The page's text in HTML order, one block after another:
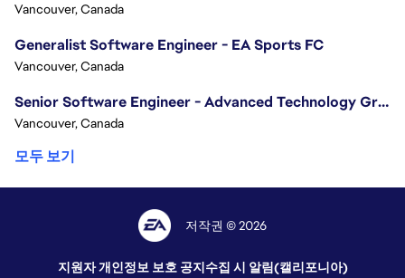
Vancouver, Canada
Generalist Software Engineer - EA Sports FC
Vancouver, Canada
Senior Software Engineer - Advanced Technology Group
Vancouver, Canada
모두 보기
저작권 © 2026
지원자 개인정보 보호 공지수집 시 알림(캘리포니아)